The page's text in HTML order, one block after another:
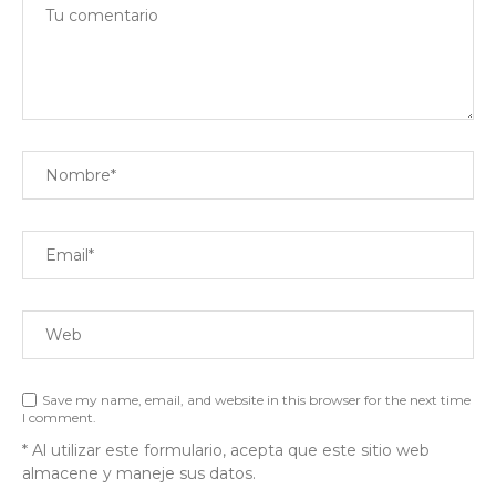
Save my name, email, and website in this browser for the next time
I comment.
* Al utilizar este formulario, acepta que este sitio web
almacene y maneje sus datos.